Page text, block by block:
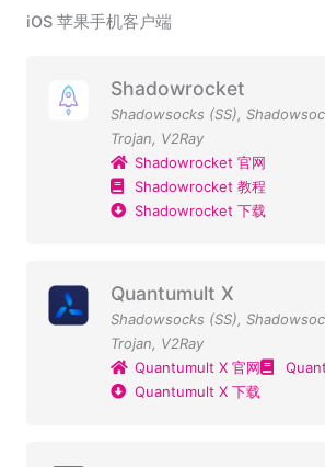
iOS 苹果手机客户端
Shadowrocket
Shadowsocks (SS),
Trojan, V2Ray
Shadowrocket 官网
Shadowrocket 教程
Shadowrocket 下载
Quantumult X
Shadowsocks (SS),
Trojan, V2Ray
Quantumult X 官网
Quantumult X 下载